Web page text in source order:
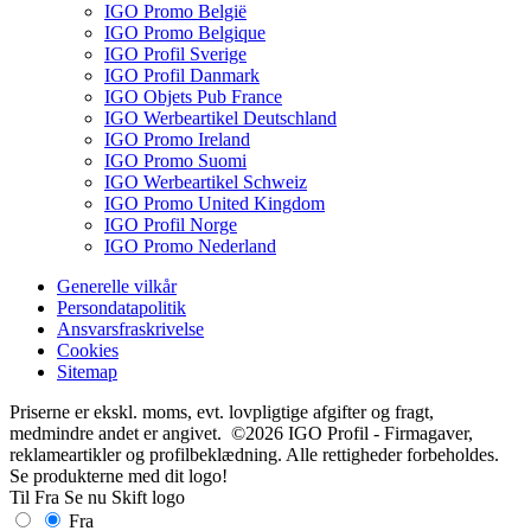
IGO Promo België
IGO Promo Belgique
IGO Profil Sverige
IGO Profil Danmark
IGO Objets Pub France
IGO Werbeartikel Deutschland
IGO Promo Ireland
IGO Promo Suomi
IGO Werbeartikel Schweiz
IGO Promo United Kingdom
IGO Profil Norge
IGO Promo Nederland
Generelle vilkår
Persondatapolitik
Ansvarsfraskrivelse
Cookies
Sitemap
Priserne er ekskl. moms, evt. lovpligtige afgifter og fragt,
medmindre andet er angivet. ©2026 IGO Profil - Firmagaver,
reklameartikler og profilbeklædning. Alle rettigheder forbeholdes.
Se produkterne med dit logo!
Til Fra Se nu Skift logo
Fra